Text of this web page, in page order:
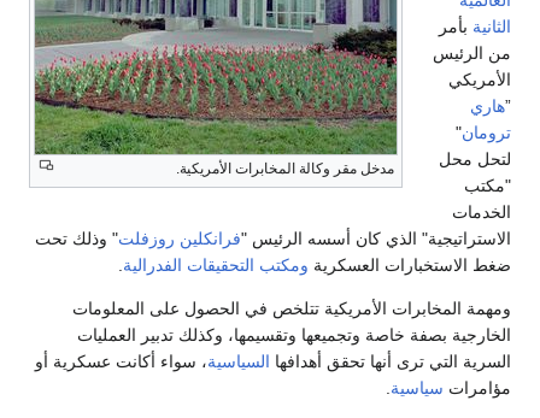
مدخل مقر وكالة المخابرات الأمريكية.
الثانية بأمر
من الرئيس
الأمريكي
”هاري
ترومان"
لتحل محل
"مكتب
الخدمات
الاستراتيجية" الذي كان أسسه الرئيس "فرانكلين روزفلت" وذلك تحت
ضغط الاستخبارات العسكرية ومكتب التحقيقات الفدرالية.
ومهمة المخابرات الأمريكية تتلخص في الحصول على المعلومات
الخارجية بصفة خاصة وتجميعها وتقسيمها، وكذلك تدبير العمليات
السرية التي ترى أنها تحقق أهدافها السياسية، سواء أكانت عسكرية أو
مؤامرات سياسية.